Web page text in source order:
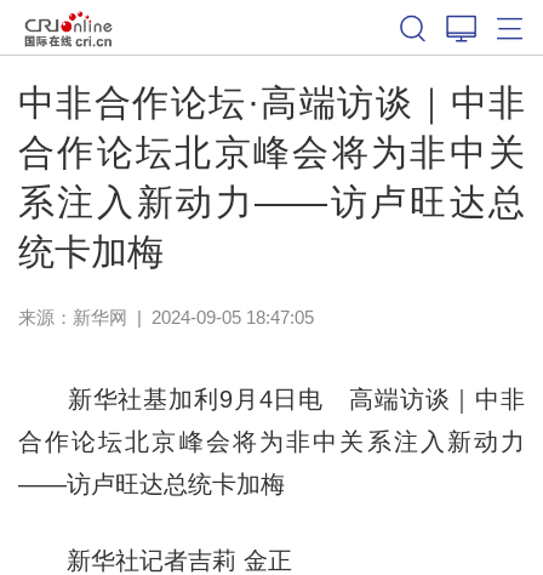
中非合作论坛·高端访谈｜中非
合作论坛北京峰会将为非中关
系注入新动力——访卢旺达总
统卡加梅
来源： 新华网 | 2024-09-05 18:47:05
新华社基加利9月4日电 高端访谈｜中非
合作论坛北京峰会将为非中关系注入新动力
——访卢旺达总统卡加梅
新华社记者吉莉 金正